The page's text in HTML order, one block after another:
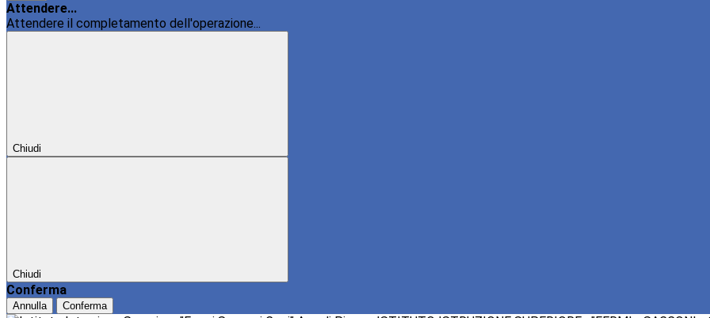
Attendere...
Attendere il completamento dell'operazione...
Chiudi
Chiudi
Conferma
Annulla Conferma